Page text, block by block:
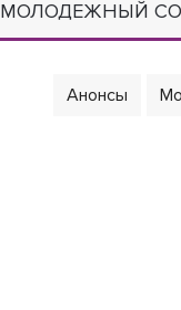
МОЛОДЕЖНЫЙ
Анонсы